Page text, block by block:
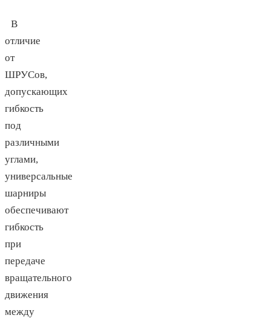
В
отличие
от
ШРУСов,
допускающих
гибкость
под
различными
углами,
универсальные
шарниры
обеспечивают
гибкость
при
передаче
вращательного
движения
между